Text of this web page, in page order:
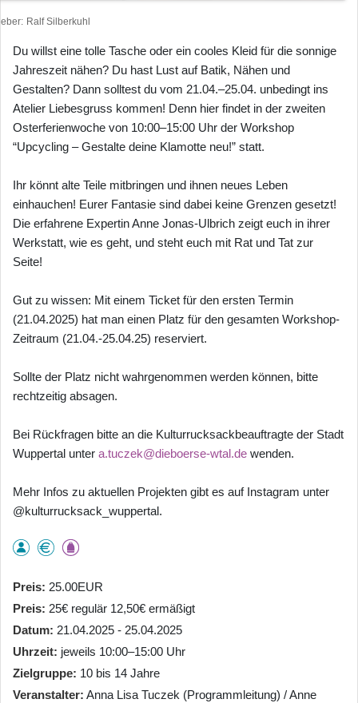
Ralf Silberkuhl
Du willst eine tolle Tasche oder ein cooles Kleid für die sonnige
Jahreszeit nähen? Du hast Lust auf Batik, Nähen und
Gestalten? Dann solltest du vom 21.04.–25.04. unbedingt ins
Atelier Liebesgruss kommen! Denn hier findet in der zweiten
Osterferienwoche von 10:00–15:00 Uhr der Workshop
“Upcycling – Gestalte deine Klamotte neu!” statt.
Ihr könnt alte Teile mitbringen und ihnen neues Leben
einhauchen! Eurer Fantasie sind dabei keine Grenzen gesetzt!
Die erfahrene Expertin Anne Jonas-Ulbrich zeigt euch in ihrer
Werkstatt, wie es geht, und steht euch mit Rat und Tat zur
Seite!
Gut zu wissen: Mit einem Ticket für den ersten Termin
(21.04.2025) hat man einen Platz für den gesamten Workshop-
Zeitraum (21.04.-25.04.25) reserviert.
Sollte der Platz nicht wahrgenommen werden können, bitte
rechtzeitig absagen.
Bei Rückfragen bitte an die Kulturrucksackbeauftragte der Stadt
Wuppertal unter a.tuczek@dieboerse-wtal.de wenden.
Mehr Infos zu aktuellen Projekten gibt es auf Instagram unter
@kulturrucksack_wuppertal.
Preis 25.00EUR
Preis 25€ regulär 12,50€ ermäßigt
Datum 21.04.2025 - 25.04.2025
Uhrzeit jeweils 10:00–15:00 Uhr
Zielgruppe 10 bis 14 Jahre
Veranstalter Anna Lisa Tuczek (Programmleitung) / Anne